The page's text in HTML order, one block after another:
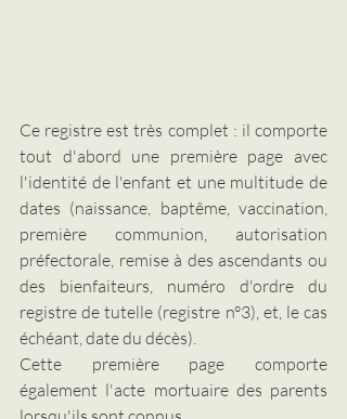
Ce registre est très complet : il comporte
tout d'abord une première page avec
l'identité de l'enfant et une multitude de
dates (naissance, baptême, vaccination,
première communion, autorisation
préfectorale, remise à des ascendants ou
des bienfaiteurs, numéro d'ordre du
registre de tutelle (registre n°3), et, le cas
échéant, date du décès).
Cette première page comporte
également l'acte mortuaire des parents